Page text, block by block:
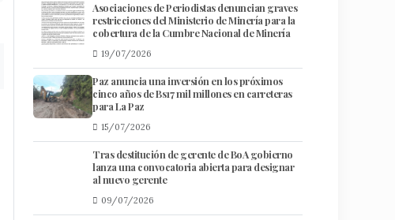
Asociaciones de ​Periodistas denuncian graves
restricciones del Ministerio de Minería para la
cobertura de la Cumbre Nacional de Minería
19/07/2026
Paz anuncia una inversión en los próximos
cinco años de Bs17 mil millones en carreteras
para La Paz
15/07/2026
Tras destitución de gerente de BoA gobierno
lanza una convocatoria abierta para designar
al nuevo gerente
09/07/2026